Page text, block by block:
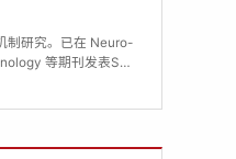
制研究。已在 Neuro-
等期刊发表SCI